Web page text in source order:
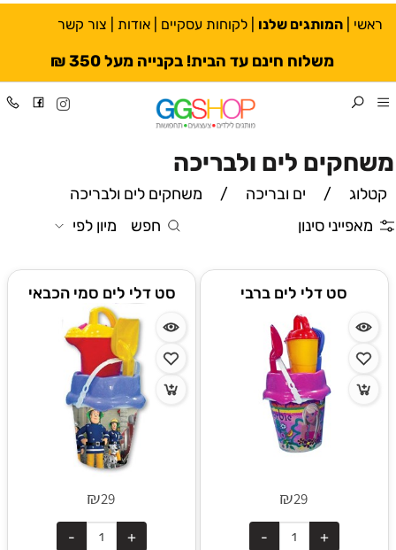
ראשי המותגים שלנו לקוחות עסקיים אודות צור קשר
משלוח חינם עד הבית! בקנייה מעל 350 ₪
משחקים לים ולבריכה
קטלוג / ים ובריכה /
משחקים לים ולבריכה
מאפייני סינון
חפש מיון לפי
סט דלי לים ברבי
₪29
סט דלי לים סמי הכבאי
₪29